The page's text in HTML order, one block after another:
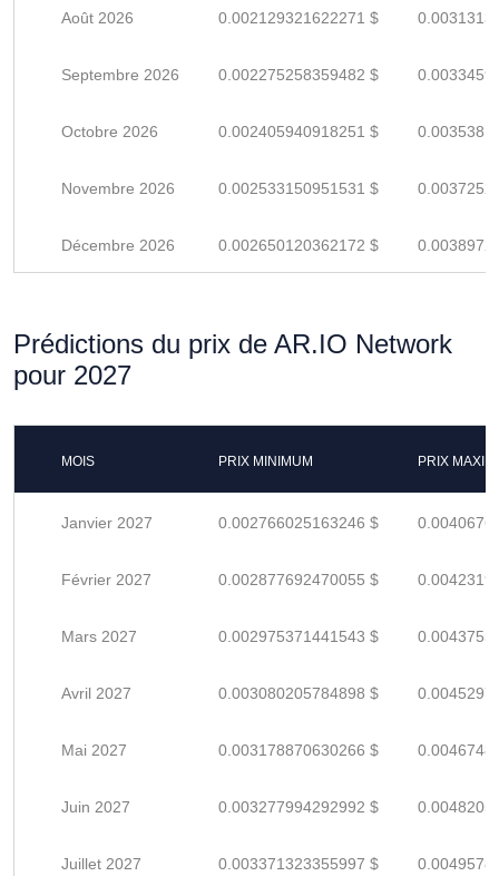
Août 2026 0.002129321622271 $
Septembre 2026 0.002275258359482 $
Octobre 2026 0.002405940918251 $
Novembre 2026 0.002533150951531 $
Décembre 2026 0.002650120362172 $
Prédictions du prix de AR.IO Network
pour 2027
MOIS PRIX MINIMUM PRIX
Janvier 2027 0.002766025163246 $
Février 2027 0.002877692470055 $
Mars 2027 0.002975371441543 $
Avril 2027 0.003080205784898 $
Mai 2027 0.003178870630266 $
Juin 2027 0.003277994292992 $
Juillet 2027 0.003371323355997 $